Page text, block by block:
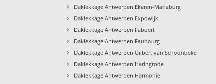
› Daklekkage Antwerpen Ekeren-Mariaburg
› Daklekkage Antwerpen Expowijk
› Daklekkage Antwerpen Faboert
› Daklekkage Antwerpen Faubourg
› Daklekkage Antwerpen Gilbert van Schoonbeke
› Daklekkage Antwerpen Haringrode
› Daklekkage Antwerpen Harmonie